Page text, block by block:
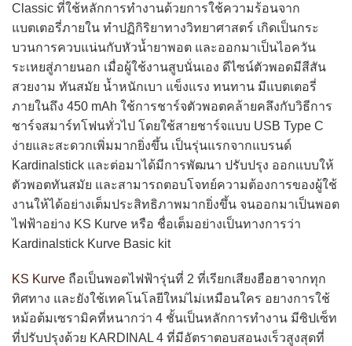
Classic ที่ใช้หลักการทำงานด้วยการใช้ความร้อนจาก
แบตเตอรี่ภายใน ทำปฏิกิริยาทางวิทยาศาสตร์ เกิดเป็นกระ
บวนการควบแน่นกับหัวน้ำยาพอต และออกมาเป็นไอควัน
ระเหยสู่ภายนอก เมื่อผู้ใช้งานสูบนั่นเอง ดีไซน์ตัวพอดมีสีสัน
สวยงาม ทันสมัย น้ำหนักเบา แข็งแรง ทนทาน มีแบตเตอรี่
ภายในถึง 450 mAh ใช้การชาร์จตัวพอตคล้ายคลึงกับวิธีการ
ชาร์จสมาร์ทโฟนทั่วไป โดยใช้สายชาร์จแบบ USB Type C
ง่ายและสะดวกเพิ่มมากยิ่งขึ้น เป็นรุ่นแรกจากแบรนด์
Kardinalstick และต่อมาได้มีการพัฒนา ปรับปรุง ออกแบบให้
ตัวพอตทันสมัย และสามารถตอบโจทย์ความต้องการของผู้ใช้
งานให้ได้อย่างเต็มประสิทธิภาพมากยิ่งขึ้น จนออกมาเป็นพอต
ไฟฟ้าอย่าง KS Kurve หรือ ชื่อเต็มอย่างเป็นทางการว่า
Kardinalstick Kurve Basic kit
KS Kurve ถือเป็นพอตไฟฟ้ารุ่นที่ 2 ที่เรียกเสียงฮือฮาจากทุก
ทิศทาง และยังใช้เทคโนโลยีใหม่ไม่เหมือนใคร อยางการใช้
หม้อต้มเซรามิคที่หนากว่า 4 ชั้นเป็นหลักการทำงาน มีซิปเซ็ท
ที่ปรับปรุงด้วย KARDINAL 4 ที่มีอัตราตอบสอนงเร็วสูงสุดที่